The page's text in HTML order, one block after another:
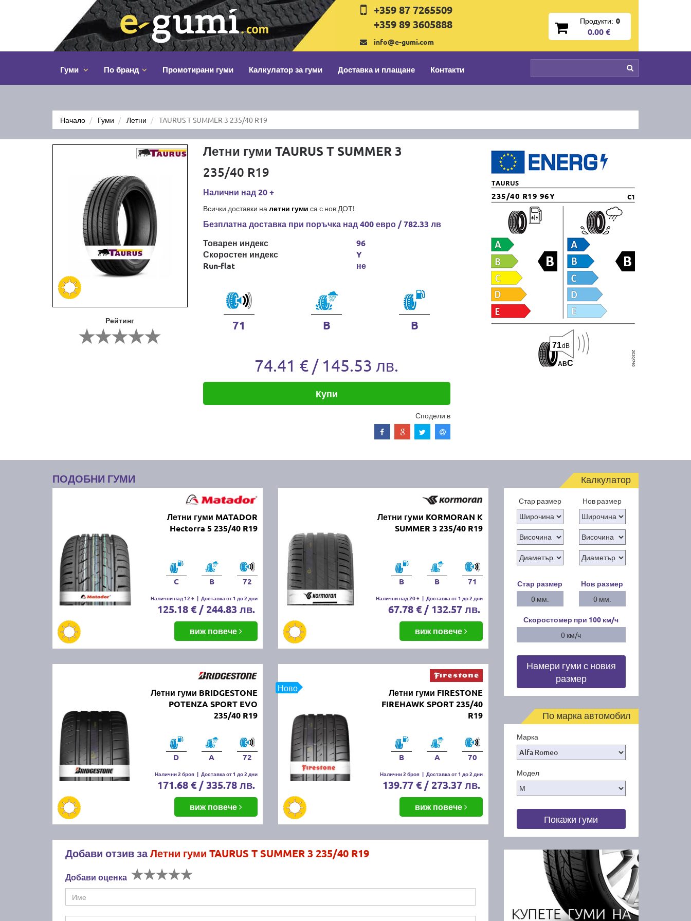
+359 87 7265509
+359 89 3605888
info@e-gumi.com
Продукти: 0
0.00 €
Гуми По бранд Промотирани гуми Калкулатор за гуми Доставка и плащане Контакти
Начало Гуми Летни TAURUS T SUMMER 3 235/40 R19
Рейтинг
Летни гуми TAURUS T SUMMER 3
235/40 R19
Налични над 20 +
Всички доставки на летни гуми са с нов ДОТ!
Безплатна доставка при поръчка над 400 евро / 782.33 лв
Товарен индекс
Скоростен индекс
Run-flat
96
Y
не
71 B B
74.41 € / 145.53 лв.
Купи
Сподели в
TAURUS
235/40 R19 96Y C1
ABC
71dB
ПОДОБНИ ГУМИ
Летни гуми MATADOR
Hectorra 5 235/40 R19
C B 72
Налични над 12 + | Доставка от 1 до 2 дни
125.18 € / 244.83 лв.
виж повече
Летни гуми KORMORAN K
SUMMER 3 235/40 R19
B B 71
Налични над 20 + | Доставка от 1 до 2 дни
67.78 € / 132.57 лв.
виж повече
Летни гуми BRIDGESTONE
POTENZA SPORT EVO
235/40 R19
D A 72
Налични 2 броя | Доставка от 1 до 2 дни
171.68 € / 335.78 лв.
виж повече
Ново
Летни гуми FIRESTONE
FIREHAWK SPORT 235/40
R19
B A 70
Налични 2 броя | Доставка от 1 до 2 дни
139.77 € / 273.37 лв.
виж повече
Добави отзив заЛетни гуми TAURUS T SUMMER 3 235/40 R19
Добави оценка
Калкулатор
Стар размер Нов размер
Стар размер
0 мм.
Нов размер
0 мм.
Скоростомер при 100 км/ч
0 км/ч
Намери гуми с новия
размер
По марка автомобил
Марка
Модел
Покажи гуми